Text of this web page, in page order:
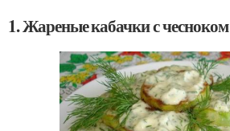
1. Жареные кабачки с